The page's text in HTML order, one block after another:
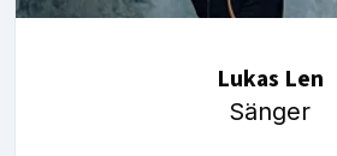
Lukas Len
Sänger